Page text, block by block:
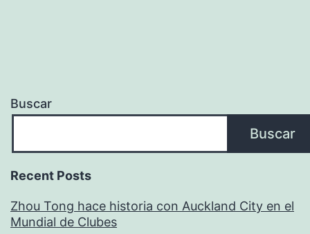
Buscar
Buscar
Recent Posts
Zhou Tong hace historia con Auckland City en el
Mundial de Clubes